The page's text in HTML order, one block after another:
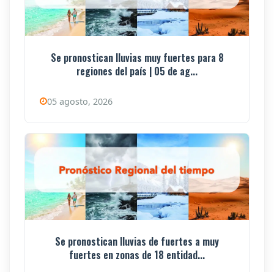
Se pronostican lluvias muy fuertes para 8
regiones del país | 05 de ag...
05 agosto, 2026
Se pronostican lluvias de fuertes a muy
fuertes en zonas de 18 entidad...